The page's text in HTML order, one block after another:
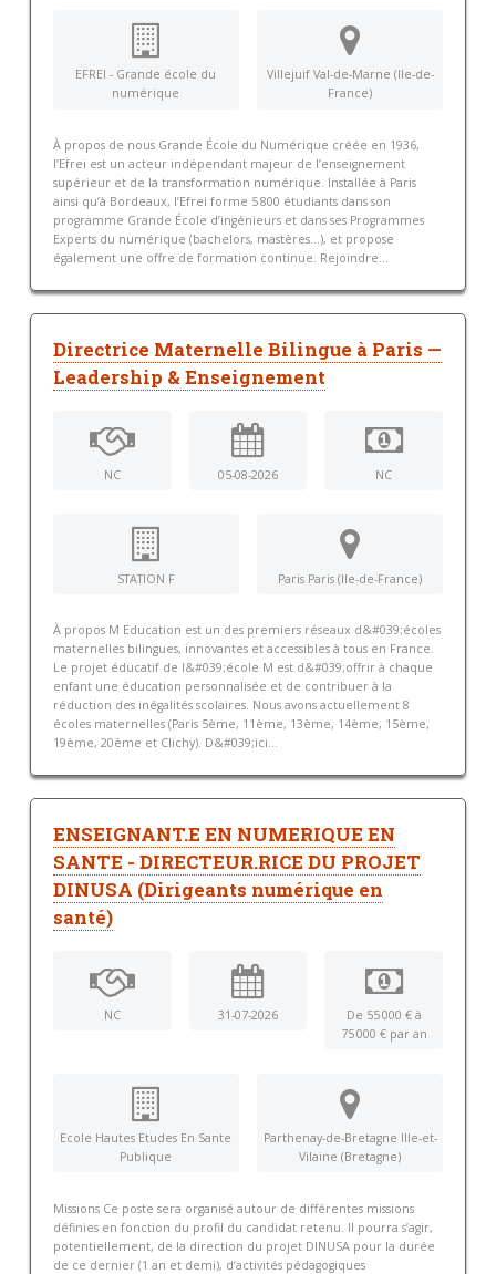
EFREI - Grande école du
numérique
Villejuif Val-de-Marne (Ile-de-
France)
À propos de nous Grande École du Numérique créée en 1936,
l’Efrei est un acteur indépendant majeur de l’enseignement
supérieur et de la transformation numérique. Installée à Paris
ainsi qu’à Bordeaux, l’Efrei forme 5 800 étudiants dans son
programme Grande École d’ingénieurs et dans ses Programmes
Experts du numérique (bachelors, mastères…), et propose
également une offre de formation continue. Rejoindre...
Directrice Maternelle Bilingue à Paris —
Leadership & Enseignement
NC 05-08-2026 NC
STATION F Paris Paris (Ile-de-France)
À propos M Education est un des premiers réseaux d&#039;écoles
maternelles bilingues, innovantes et accessibles à tous en France.
Le projet éducatif de l&#039;école M est d&#039;offrir à chaque
enfant une éducation personnalisée et de contribuer à la
réduction des inégalités scolaires. Nous avons actuellement 8
écoles maternelles (Paris 5ème, 11ème, 13ème, 14ème, 15ème,
19ème, 20ème et Clichy). D&#039;ici...
ENSEIGNANT.E EN NUMERIQUE EN
SANTE - DIRECTEUR.RICE DU PROJET
DINUSA (Dirigeants numérique en
santé)
NC 31-07-2026
De 55 000 € à
75 000 € par an
Ecole Hautes Etudes En Sante
Publique
Parthenay-de-Bretagne Ille-et-
Vilaine (Bretagne)
Missions Ce poste sera organisé autour de différentes missions
définies en fonction du profil du candidat retenu. Il pourra s’agir,
potentiellement, de la direction du projet DINUSA pour la durée
de ce dernier (1 an et demi), d’activités pédagogiques